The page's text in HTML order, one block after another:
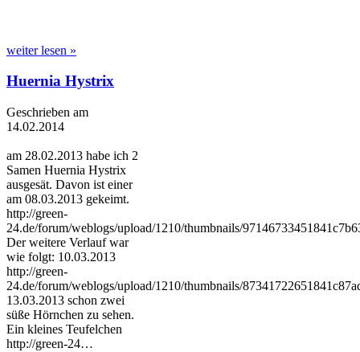
weiter lesen »
Huernia Hystrix
Geschrieben am
14.02.2014
am 28.02.2013 habe ich 2
Samen Huernia Hystrix
ausgesät. Davon ist einer
am 08.03.2013 gekeimt.
http://green-
24.de/forum/weblogs/upload/1210/thumbnails/
Der weitere Verlauf war
wie folgt: 10.03.2013
http://green-
24.de/forum/weblogs/upload/1210/thumbnails/
13.03.2013 schon zwei
süße Hörnchen zu sehen.
Ein kleines Teufelchen
http://green-24…